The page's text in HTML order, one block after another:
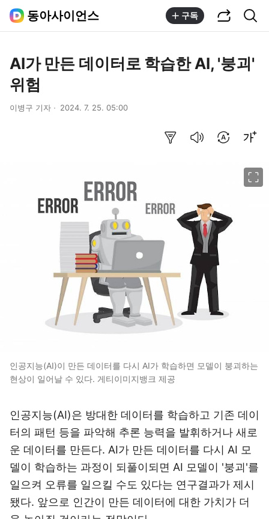
동아사이언스 구독
AI가 만든 데이터로 학습한 AI, '붕괴'
위험
이병구 기자 2024. 7. 25. 05:00
인공지능(AI)이 만든 데이터를 다시 AI가 학습하면 모델이 붕괴하는
현상이 일어날 수 있다. 게티이미지뱅크 제공
인공지능(AI)은 방대한 데이터를 학습하고 기존 데이
터의 패턴 등을 파악해 추론 능력을 발휘하거나 새로
운 데이터를 만든다. AI가 만든 데이터를 다시 AI 모
델이 학습하는 과정이 되풀이되면 AI 모델이 '붕괴'를
일으켜 오류를 일으킬 수도 있다는 연구결과가 제시
됐다. 앞으로 인간이 만든 데이터에 대한 가치가 더